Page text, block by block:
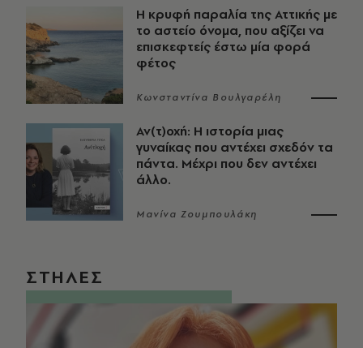
Η κρυφή παραλία της Αττικής με
το αστείο όνομα, που αξίζει να
επισκεφτείς έστω μία φορά
φέτος
Κωνσταντίνα Βουλγαρέλη
Αν(τ)οχή: Η ιστορία μιας
γυναίκας που αντέχει σχεδόν τα
πάντα. Μέχρι που δεν αντέχει
άλλο.
Μανίνα Ζουμπουλάκη
ΣΤΗΛΕΣ